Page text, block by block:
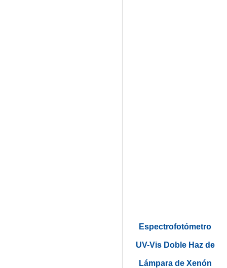
Espectrofotómetro
UV-Vis Doble Haz de
Lámpara de Xenón